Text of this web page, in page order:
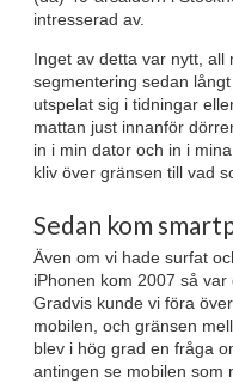
intresserad av.
Inget av detta var nytt, all
segmentering sedan
utspelat sig i tidningar
mattan just innanför
in i min dator och in i
kliv över gränsen till vad
Sedan kom
Även om vi hade surfat
iPhonen kom 2007 så
Gradvis kunde vi föra
mobilen, och gränsen
blev i hög grad en fråga
antingen se mobilen som